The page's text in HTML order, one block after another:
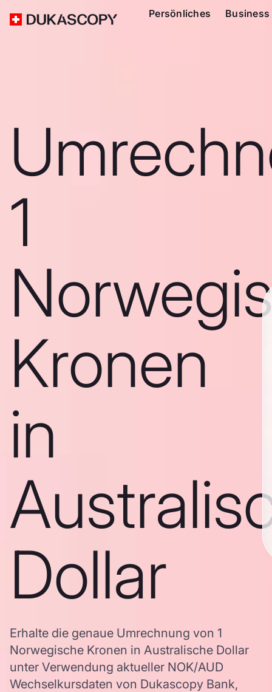
Persönliches Business
1
Kronen
in
Dollar
Erhalte die genaue Umrechnung von 1
Norwegische Kronen in Australische Dollar
unter Verwendung aktueller NOK/AUD
Wechselkursdaten von Dukascopy Bank,